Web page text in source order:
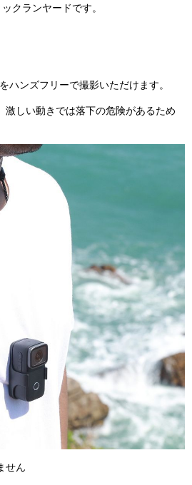
クランヤードです。
ハンズフリーで撮影いただけます。
激しい動きでは落下の危険があるため
せん